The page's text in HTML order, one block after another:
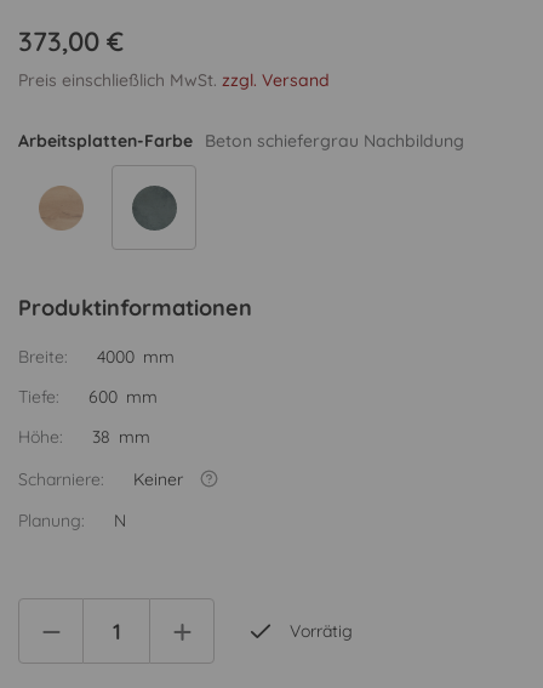
373,00 €
Preis einschließlich MwSt. zzgl. Versand
Arbeitsplatten-Farbe Beton schiefergrau Nachbildung
Produktinformationen
Breite:
4000 mm
Tiefe:
600 mm
Höhe:
38 mm
Scharniere:
Keiner
Planung:
N
Vorrätig